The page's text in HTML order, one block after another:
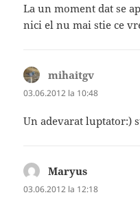
La un moment dat se
nici el nu mai stie ce
mihaitgv
03.06.2012 la 10:48
Un adevarat luptator:)
Maryus
03.06.2012 la 12:18